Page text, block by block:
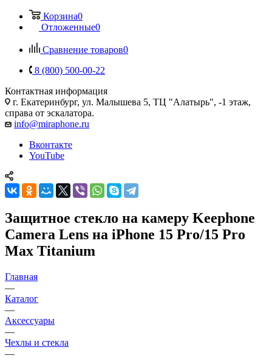
Корзина0
Отложенные0
Сравнение товаров0
8 (800) 500-00-22
Контактная информация
г. Екатеринбург, ул. Малышева 5, ТЦ "Алатырь", -1 этаж,
справа от эскалатора.
info@miraphone.ru
Вконтакте
YouTube
Защитное стекло на камеру Keephone
Camera Lens на iPhone 15 Pro/15 Pro
Max Titanium
Главная
—
Каталог
—
Аксессуары
—
Чехлы и стекла
—